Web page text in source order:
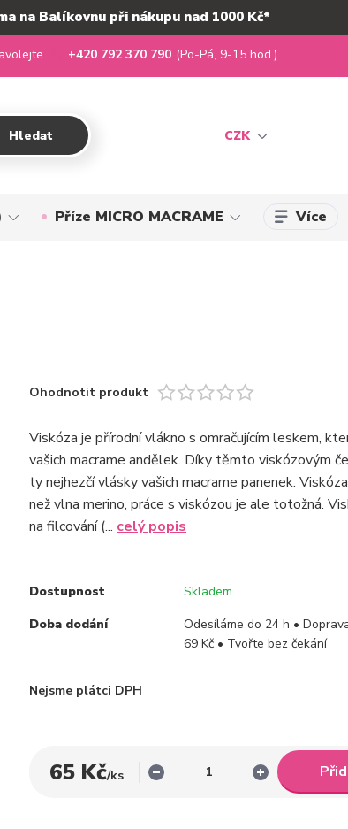
na Balíkovnu při nákupu nad 1000 Kč*
CZK
Hledat
+420 792 370 790 (Po-Pá, 9-15 hod.)
Příze MICRO MACRAME Více
Ohodnotit produkt
Viskóza je přírodní vlákno s omračujícím leskem,
vašich macrame andělek. Díky těmto viskózovým
ty nejhezčí vlásky vašich macrame panenek.
než vlna merino, práce s viskózou je ale totožná.
na filcování (... celý popis
Dostupnost
Skladem
Doba dodání
Odesíláme do 24 h •
69 Kč • Tvořte bez čekání
Nejsme plátci DPH
65 Kč/ks